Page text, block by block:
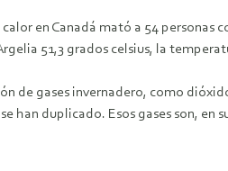
en Canadá mató a 54 personas
51,3 grados celsius, la
de gases invernadero, como
han duplicado. Esos gases son,